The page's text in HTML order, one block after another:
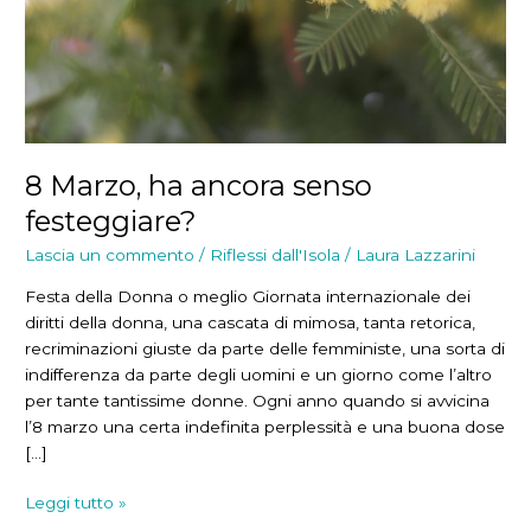
8 Marzo, ha ancora senso
festeggiare?
Lascia un commento / Riflessi dall'Isola / Laura Lazzarini
Festa della Donna o meglio Giornata internazionale dei
diritti della donna, una cascata di mimosa, tanta retorica,
recriminazioni giuste da parte delle femministe, una sorta di
indifferenza da parte degli uomini e un giorno come l’altro
per tante tantissime donne. Ogni anno quando si avvicina
l’8 marzo una certa indefinita perplessità e una buona dose
[…]
8Leggi tutto »